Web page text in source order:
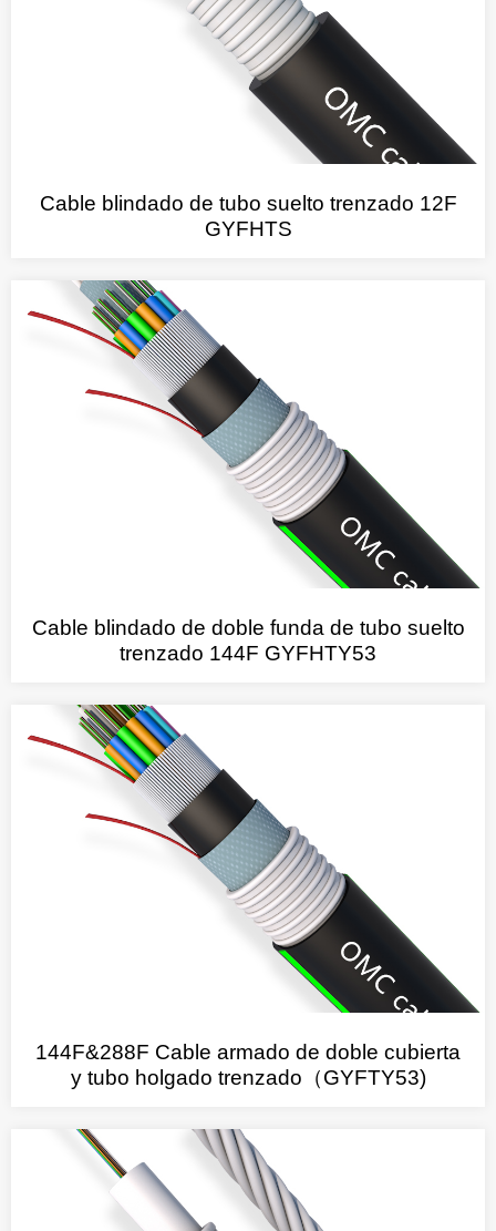
Cable blindado de tubo suelto trenzado 12F
GYFHTS
Cable blindado de doble funda de tubo suelto
trenzado 144F GYFHTY53
144F&288F Cable armado de doble cubierta
y tubo holgado trenzado（GYFTY53)